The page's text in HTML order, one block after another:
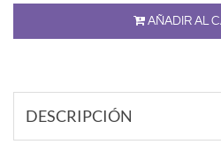
AÑADIR AL
DESCRIPCIÓN